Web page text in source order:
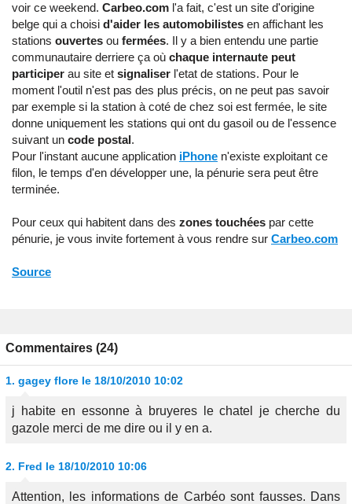
voir ce weekend. Carbeo.com l'a fait, c'est un site d'origine
belge qui a choisi d'aider les automobilistes en affichant les
stations ouvertes ou fermées. Il y a bien entendu une partie
communautaire derriere ça où chaque internaute peut
participer au site et signaliser l'etat de stations. Pour le
moment l'outil n'est pas des plus précis, on ne peut pas savoir
par exemple si la station à coté de chez soi est fermée, le site
donne uniquement les stations qui ont du gasoil ou de l'essence
suivant un code postal.
Pour l'instant aucune application iPhone n'existe exploitant ce
filon, le temps d'en développer une, la pénurie sera peut être
terminée.
Pour ceux qui habitent dans des zones touchées par cette
pénurie, je vous invite fortement à vous rendre sur Carbeo.com
Source
Commentaires (24)
1. gagey flore le 18/10/2010 10:02
j habite en essonne à bruyeres le chatel je cherche du
gazole merci de me dire ou il y en a.
2. Fred le 18/10/2010 10:06
Attention, les informations de Carbéo sont fausses. Dans